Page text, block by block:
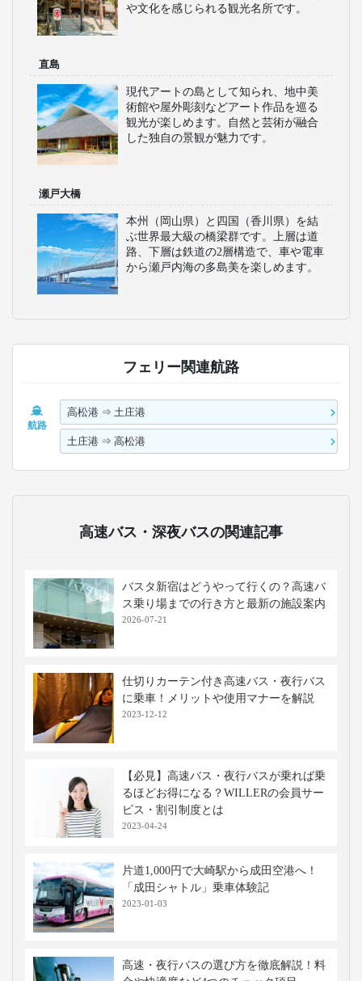
や文化を感じられる観光名所です。
直島
現代アートの島として知られ、地中美
術館や屋外彫刻などアート作品を巡る
観光が楽しめます。自然と芸術が融合
した独自の景観が魅力です。
瀬戸大橋
本州（岡山県）と四国（香川県）を結
ぶ世界最大級の橋梁群です。上層は道
路、下層は鉄道の2層構造で、車や電車
から瀬戸内海の多島美を楽しめます。
フェリー関連航路
航路
高松港 ⇒土庄港
土庄港 ⇒高松港
高速バス・深夜バスの関連記事
バスタ新宿はどうやって行くの？高速バ
ス乗り場までの行き方と最新の施設案内
2026-07-21
仕切りカーテン付き高速バス・夜行バス
に乗車！メリットや使用マナーを解説
2023-12-12
【必見】高速バス・夜行バスが乗れば乗
るほどお得になる？WILLERの会員サー
ビス・割引制度とは
2023-04-24
片道1,000円で大崎駅から成田空港へ！
「成田シャトル」乗車体験記
2023-01-03
高速・夜行バスの選び方を徹底解説！料